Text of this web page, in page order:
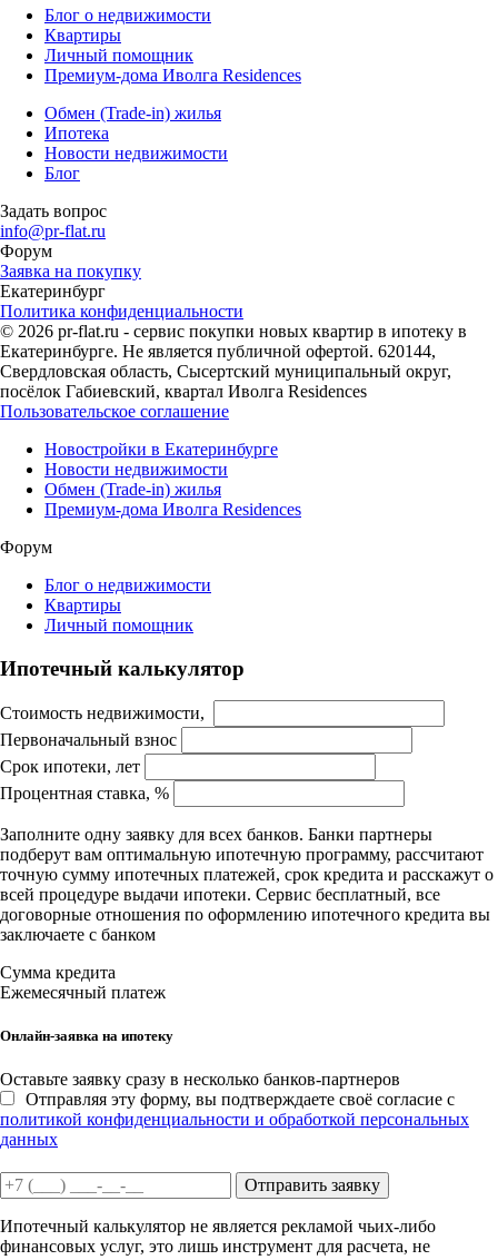
Блог о недвижимости
Квартиры
Личный помощник
Премиум-дома Иволга Residences
Обмен (Trade-in) жилья
Ипотека
Новости недвижимости
Блог
Задать вопрос
info@pr-flat.ru
Форум
Заявка на покупку
Екатеринбург
Политика конфиденциальности
© 2026 pr-flat.ru - сервис покупки новых квартир в ипотеку в
Екатеринбурге. Не является публичной офертой. 620144,
Свердловская область, Сысертский муниципальный округ,
посёлок Габиевский, квартал Иволга Residences
Пользовательское соглашение
Новостройки в Екатеринбурге
Новости недвижимости
Обмен (Trade-in) жилья
Премиум-дома Иволга Residences
Форум
Блог о недвижимости
Квартиры
Личный помощник
Ипотечный калькулятор
Стоимость недвижимости,
Первоначальный взнос
Срок ипотеки, лет
Процентная ставка, %
Заполните одну заявку для всех банков. Банки партнеры
подберут вам оптимальную ипотечную программу, рассчитают
точную сумму ипотечных платежей, срок кредита и расскажут о
всей процедуре выдачи ипотеки. Сервис бесплатный, все
договорные отношения по оформлению ипотечного кредита вы
заключаете с банком
Сумма кредита
Ежемесячный платеж
Онлайн-заявка на ипотеку
Оставьте заявку сразу в несколько банков-партнеров
Отправляя эту форму, вы подтверждаете своё согласие с
политикой конфиденциальности и обработкой персональных
данных
Отправить заявку
Ипотечный калькулятор не является рекламой чьих-либо
финансовых услуг, это лишь инструмент для расчета, не